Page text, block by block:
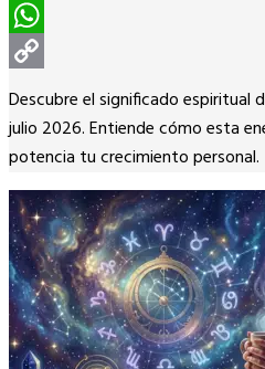
Pinterest
WhatsApp
Copy
Link
Descubre el significado espiritual
julio 2026. Entiende cómo esta
potencia tu crecimiento personal.